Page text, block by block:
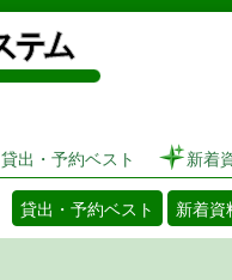
図書館 蔵書検
貸出・予約ベスト 新着
貸出・予約ベスト 新着資